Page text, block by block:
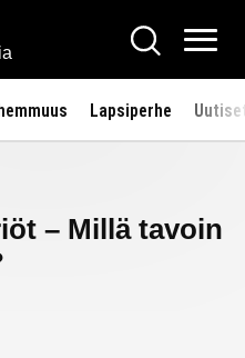
Hae
Lapsiperhe
– Millä tavoin